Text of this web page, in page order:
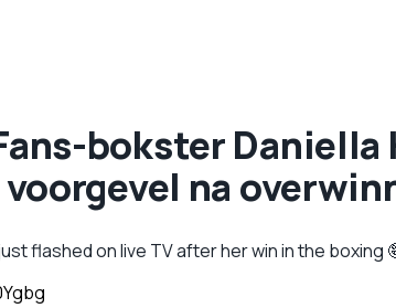
bokster
na
flashed on live TV after her win in the boxing